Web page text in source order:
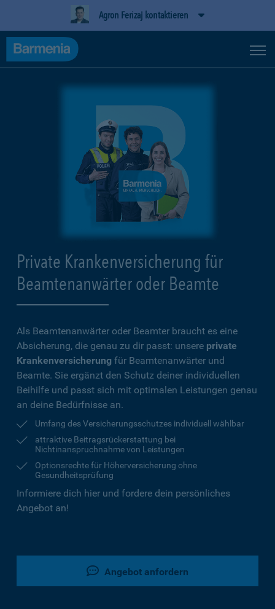
Agron Ferizaj kontaktieren
Private Krankenversicherung für
Beamtenanwärter oder Beamte
Als Beamtenanwärter oder Beamter braucht es eine
Absicherung, die genau zu dir passt: unsere private
Krankenversicherung für Beamtenanwärter und
Beamte. Sie ergänzt den Schutz deiner individuellen
Beihilfe und passt sich mit optimalen Leistungen genau
an deine Bedürfnisse an.
Umfang des Versicherungsschutzes individuell wählbar
attraktive Beitragsrückerstattung bei
Nichtinanspruchnahme von Leistungen
Optionsrechte für Höherversicherung ohne
Gesundheitsprüfung
Informiere dich hier und fordere dein persönliches
Angebot an!
Angebot anfordern